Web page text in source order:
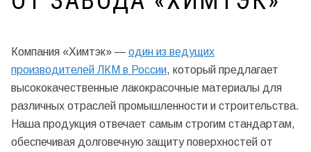
Компания «Химтэк» — один из ведущих
производителей ЛКМ в России, который предлагает
высококачественные лакокрасочные материалы для
различных отраслей промышленности и строительства.
Наша продукция отвечает самым строгим стандартам,
обеспечивая долговечную защиту поверхностей от